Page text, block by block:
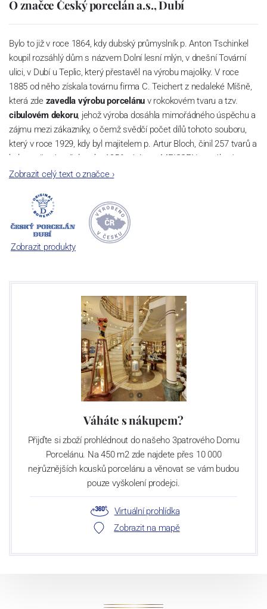
O značce Český porcelán a.s., Dubí
Bylo to již v roce 1864, kdy dubský průmyslník p. Anton Tschinkel
koupil rozsáhlý dům s názvem Dolní lesní mlýn, v dnešní Tovární
ulici, v Dubí u Teplic, který přestavěl na výrobu majoliky. V roce
1885 od něho získala továrnu firma C. Teichert z nedaleké Míšně,
která zdezavedla výrobu porcelánu v rokokovém tvaru a tzv.
cibulovém dekoru, jehož výroba dosáhla mimořádného úspěchu a
zájmu mezi zákazníky, o čemž svědčí počet dílů tohoto souboru,
který v roce 1929, kdy byl majitelem p. Artur Bloch, činil 257 tvarů a
byl označován až do roku 1956 nápisem MEISSEN v oválovém
rámečku.
Dnes, kdy čtete tento úvod, nese firma název
počet jeho dílů v cibulovém provedení je 850 tvarů. Tyto výrobky
jsou garantovány Asociací sklářského a keramického průmyslu
České republiky jako „
Český výrobek
Zobrazit celý text o značce›
Zobrazit produkty
Váháte s nákupem?
Přijďte si zboží prohlédnout do našeho 3patrového Domu
Porcelánu. Na 450 m2 zde najdete přes 10 000
nejrůznějších kousků porcelánu a věnovat se vám budou
pouze vyškolení prodejci.
Virtuální prohlídka
Zobrazit na mapě